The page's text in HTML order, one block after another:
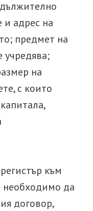
адрес на
предмет на
учредява;
на
с които
към
необходимо да
договор,